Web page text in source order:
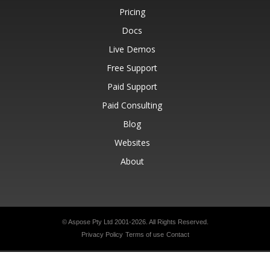
Pricing
Docs
Live Demos
Free Support
Paid Support
Paid Consulting
Blog
Websites
About
© Aspose Pty Ltd 2001-2026. All Rights Reserved.
Privacy Policy Terms of use Contact